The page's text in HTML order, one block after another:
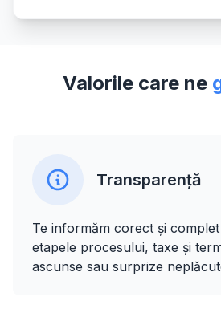
Valorile care ne
Transparență
Te informăm corect și
etapele procesului, taxe și
ascunse sau surprize